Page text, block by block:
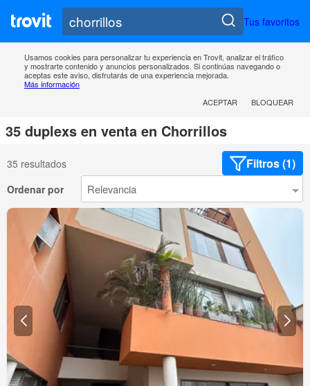
Tus favoritos
Usamos cookies para personalizar tu experiencia en Trovit, analizar el tráfico
y mostrarte contenido y anuncios personalizados. Si continúas navegando o
aceptas este aviso, disfrutarás de una experiencia mejorada.
Más información
ACEPTAR
BLOQUEAR
35 duplexs en venta en Chorrillos
35 resultados Filtros (1)
Ordenar por